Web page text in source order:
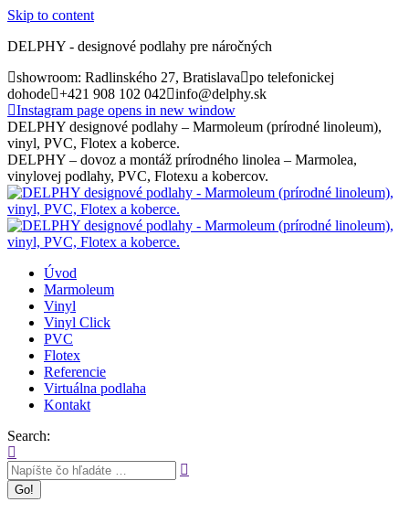
Skip to content
DELPHY - designové podlahy pre náročných
showroom: Radlinského 27, Bratislava
po telefonickej
dohode +421 908 102 042
info@delphy.sk
Instagram page opens in new window
DELPHY designové podlahy – Marmoleum (prírodné linoleum),
vinyl, PVC, Flotex a koberce.
DELPHY – dovoz a montáž prírodného linolea – Marmolea,
vinylovej podlahy, PVC, Flotexu a kobercov.
Úvod
Marmoleum
Vinyl
Vinyl Click
PVC
Flotex
Referencie
Virtuálna podlaha
Kontakt
Search: